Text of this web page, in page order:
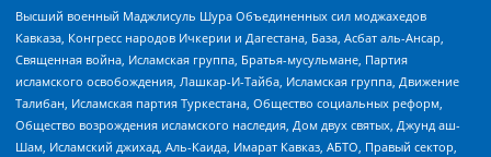
Высший военный Маджлисуль Шура Объединенных сил моджахедов
Кавказа, Конгресс народов Ичкерии и Дагестана, База, Асбат аль-Ансар,
Священная война, Исламская группа, Братья-мусульмане, Партия
исламского освобождения, Лашкар-И-Тайба, Исламская группа, Движение
Талибан, Исламская партия Туркестана, Общество социальных реформ,
Общество возрождения исламского наследия, Дом двух святых, Джунд аш-
Шам, Исламский джихад, Аль-Каида, Имарат Кавказ, АБТО, Правый сектор,